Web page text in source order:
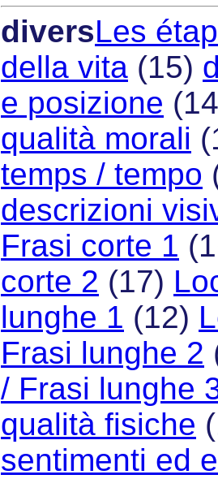
diversLes
della vita (15)
e posizione
qualità morali
temps / tempo
descrizioni
Frasi corte 1
corte 2 (17)
lunghe 1 (12)
Frasi lunghe 2
/ Frasi lunghe
qualità fisiche
sentimenti ed